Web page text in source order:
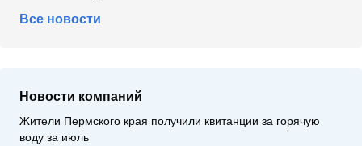
Все новости
Новости компаний
Жители Пермского края получили квитанции за горячую
воду за июль